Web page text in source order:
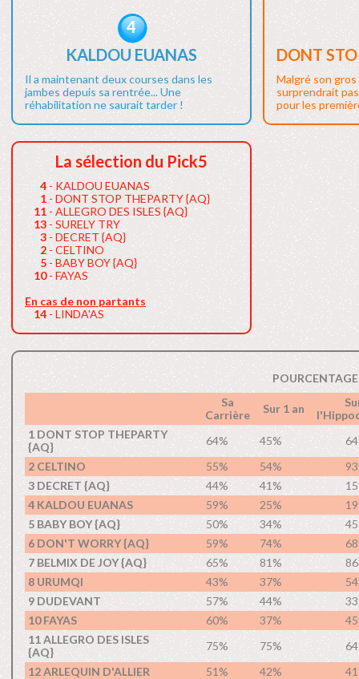
4
KALDOU EUANAS
Il a maintenant deux courses dans les
jambes depuis sa rentrée... Une
réhabilitation ne saurait tarder !
DONT
Malgré son
surprendrait
pour les
La sélection du Pick5
4- KALDOU EUANAS
1- DONT STOP THEPARTY {AQ}
11- ALLEGRO DES ISLES {AQ}
13- SURELY TRY
3- DECRET {AQ}
2- CELTINO
5- BABY BOY {AQ}
10- FAYAS
En cas de non partants
14- LINDA'AS
Sa
Carrière
Sur 1 an
1 DONT STOP THEPARTY
{AQ}
64% 45%
2 CELTINO
55% 54%
3 DECRET {AQ}
44% 41%
4 KALDOU EUANAS
59% 25%
5 BABY BOY {AQ}
50% 34%
6 DON'T WORRY {AQ}
59% 74%
7 BELMIX DE JOY {AQ}
65% 81%
8 URUMQI
43% 37%
9 DUDEVANT
57% 44%
10 FAYAS
60% 37%
11 ALLEGRO DES ISLES
{AQ}
75% 75%
12 ARLEQUIN D'ALLIER
51% 42%